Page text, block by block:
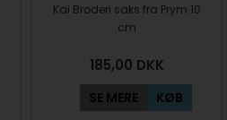
Kai Broderi saks fra Prym 10
cm
185,00 DKK
SE MERE KØB